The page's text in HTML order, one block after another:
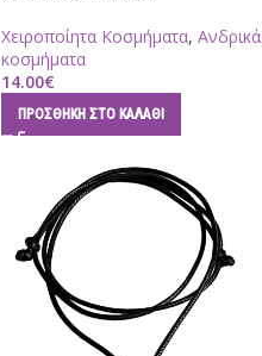
Χειροποίητα Κοσμήματα, Ανδρικά
κοσμήματα
14.00€
ΠΡΟΣΘΉΚΗ ΣΤΟ ΚΑΛΆΘΙ